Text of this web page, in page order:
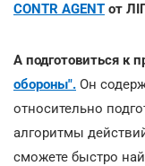
CONTR AGENT от
А подготовиться к
обороны". Он
относительно
алгоритмы
сможете быстро